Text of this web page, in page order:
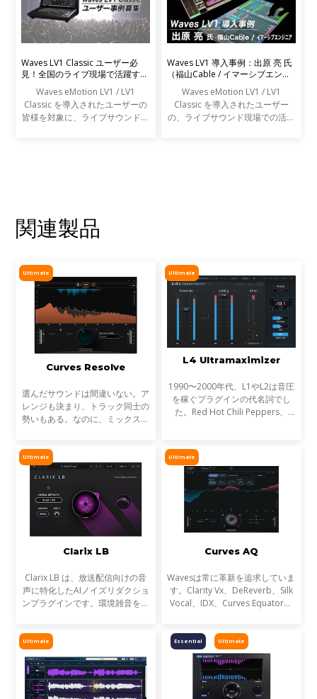
Waves LV1 Classic ユーザー必
見！全国のライブ現場で活躍する
Waves eMotion LV1 / LV1
Classic を導入されたユーザーの
皆様を対象に、ライブサウンドの
Waves LV1 導入事例：出原 亮 氏
（福山Cable / イマーシブエンジ
Waves eMotion LV1 / LV1
Classic を導入されたユーザー
の、ライブサウンド現場での活用
関連製品
Ultimate
Curves Resolve
選んだサウンドは間違いない。ア
レンジも決まり、トラック同士の
勢いもある。なのに、ミックスが
らです。これが音のマスキングと
言われる現象です。
Ultimate
L4 Ultramaximizer
1990〜2000年代、L1やL2は音圧
を稼ぐプラグインの代名詞でし
た。Red Hot Chili Peppers、
ウンドは世界を席巻しました。し
かし今、音楽は単なる音圧では
Ultimate
Clarix LB
Clarix LB は、放送配信向けの音
声に特化したAIノイズリダクショ
ンプラグインです。環境雑音をリ
イブ音声のトリートメントに最適
です。
Ultimate
Curves AQ
Wavesは常に革新を追求していま
す。Clarity Vx、DeReverb、Silk
Vocal、IDX、Curves Equator、
げてきました。そして、ついに
EQにも革命が起こります。
Ultimate Ultimate
Essential